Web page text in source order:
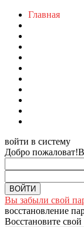
Главная
войти в систему
Добро пожаловат!
Вы забыли свой
восстановление
Восстановите свой